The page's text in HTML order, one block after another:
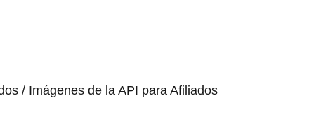
/ Imágenes de la API para Afiliados